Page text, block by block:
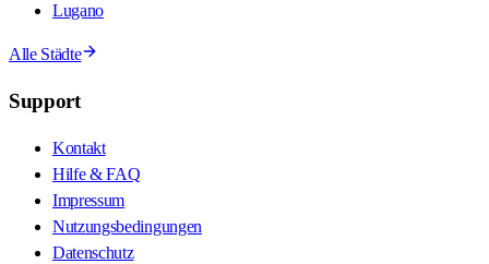
Lugano
Alle Städte
Support
Kontakt
Hilfe & FAQ
Impressum
Nutzungsbedingungen
Datenschutz